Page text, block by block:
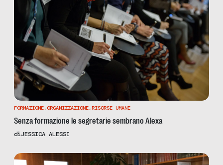
FORMAZIONE,ORGANIZZAZIONE,RISORSE UMANE
Senza formazione le segretarie sembrano Alexa
diJESSICA ALESSI